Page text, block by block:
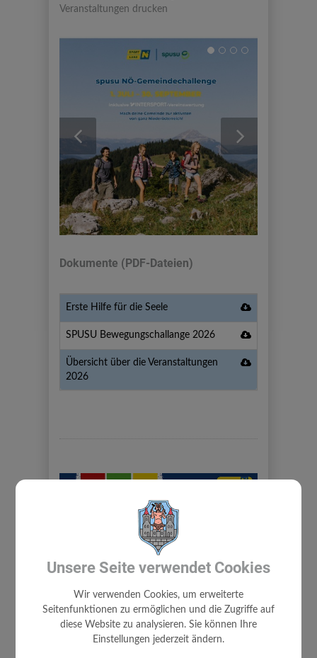
Veranstaltungen drucken
previous
Dokumente (PDF-Dateien)
Name Beschreibung Download
Erste Hilfe für die Seele
Download
Erste
Hilfe
für
die
SPUSU Bewegungschallange 2026
Download
SPUSU
Übersicht über die Veranstaltungen
2026
Download
über
previous next
Unsere Seite verwendet Cookies
Wir verwenden Cookies, um erweiterte
Seitenfunktionen zu ermöglichen und die Zugriffe auf
diese Website zu analysieren. Sie können Ihre
Einstellungen jederzeit ändern.